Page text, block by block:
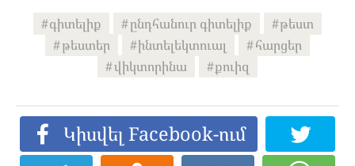
գիտելիք ընդհանուր գիտելիք
թեստ
թեստեր
ինտելեկտուալ
հարցեր
վիկտորինա
քուիզ
Կիսվել Facebook-ում